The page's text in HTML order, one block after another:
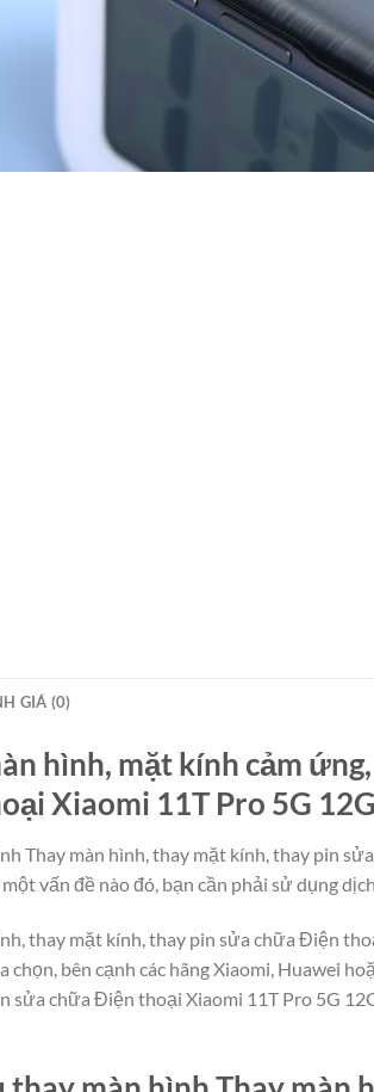
GIÁ (0)
hình, mặt kính cảm
Xiaomi 11T Pro 5G
Thay màn hình, thay mặt kính, thay pin
vấn đề nào đó, bạn cần phải sử dụng
thay mặt kính, thay pin sửa chữa Điện
chọn, bên cạnh các hãng Xiaomi, Huawei
sửa chữa Điện thoại Xiaomi 11T Pro 5G